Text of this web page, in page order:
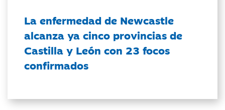
La enfermedad de Newcastle
alcanza ya cinco provincias de
Castilla y León con 23 focos
confirmados